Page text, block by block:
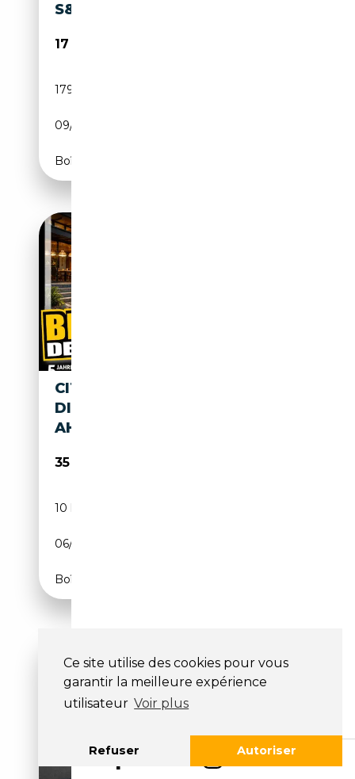
Ce site utilise des cookies pour vous
garantir la meilleure expérience
utilisateur Voir plus
Refuser Autoriser
S&S XL BUSINESS
17 900€
179 800 km
09/2021
Boîte manuelle
CITROEN SPACETOURER 2.2
DIESEL 180 PLUS XL
AHK+LED+NAVI
35 990€
10 km
06/2026
Boîte automatique